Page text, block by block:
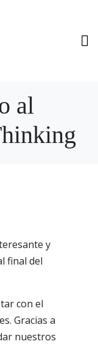
al
y
final del
con el
Gracias a
nuestros